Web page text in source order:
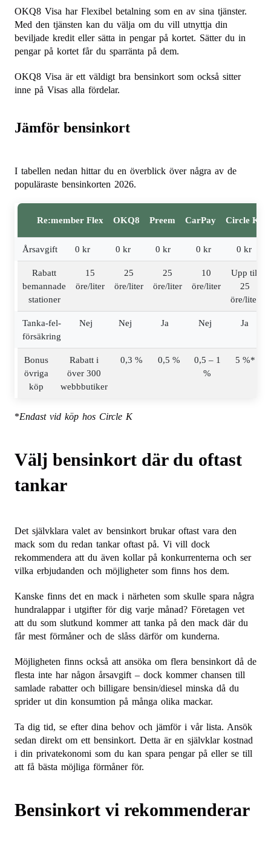
OKQ8 Visa har Flexibel betalning som en av sina tjänster.
Med den tjänsten kan du välja om du vill utnyttja din
beviljade kredit eller sätta in pengar på kortet. Sätter du in
pengar på kortet får du sparränta på dem.
OKQ8 Visa är ett väldigt bra bensinkort som också sitter
inne på Visas alla fördelar.
Jämför bensinkort
I tabellen nedan hittar du en överblick över några av de
populäraste bensinkorten 2026.
Re:member Flex OKQ8 Preem CarPay Circle K
Årsavgift 0 kr 0 kr 0 kr 0 kr 0 kr
Rabatt
bemannade
stationer
15
öre/liter
25
öre/liter
25
öre/liter
10
öre/liter
Upp till
25
öre/liter
Tanka-fel-
försäkring
Nej Nej Ja Nej Ja
Bonus
övriga
köp
Rabatt i
över 300
webbbutiker
0,3 % 0,5 %
0,5 – 1
%
5 %*
*Endast vid köp hos Circle K
Välj bensinkort där du oftast
tankar
Det självklara valet av bensinkort brukar oftast vara den
mack som du redan tankar oftast på. Vi vill dock
rekommendera att du även kollar på konkurrenterna och ser
vilka erbjudanden och möjligheter som finns hos dem.
Kanske finns det en mack i närheten som skulle spara några
hundralappar i utgifter för dig varje månad? Företagen vet
att du som slutkund kommer att tanka på den mack där du
får mest förmåner och de slåss därför om kunderna.
Möjligheten finns också att ansöka om flera bensinkort då de
flesta inte har någon årsavgift – dock kommer chansen till
samlade rabatter och billigare bensin/diesel minska då du
sprider ut din konsumtion på många olika mackar.
Ta dig tid, se efter dina behov och jämför i vår lista. Ansök
sedan direkt om ett bensinkort. Detta är en självklar kostnad
i din privatekonomi som du kan spara pengar på eller se till
att få bästa möjliga förmåner för.
Bensinkort vi rekommenderar